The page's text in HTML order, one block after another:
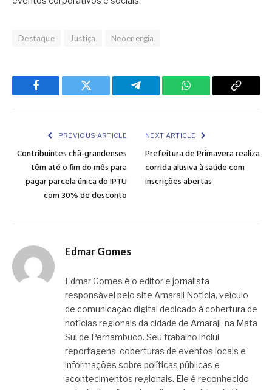
Destaque Justiça Neoenergia
Facebook Twitter Telegram WhatsApp Copy
PREVIOUS ARTICLE
Contribuintes chã-grandenses
têm até o fim do mês para
pagar parcela única do IPTU
com 30% de desconto
NEXT ARTICLE
Prefeitura de Primavera realiza
corrida alusiva à saúde com
inscrições abertas
Edmar Gomes
Edmar Gomes é o editor e jornalista
responsável pelo site Amaraji Notícia, veículo
de comunicação digital dedicado à cobertura de
notícias regionais da cidade de Amaraji, na Mata
Sul de Pernambuco. Seu trabalho inclui
reportagens, coberturas de eventos locais e
informações sobre políticas públicas e
acontecimentos regionais. Ele é reconhecido